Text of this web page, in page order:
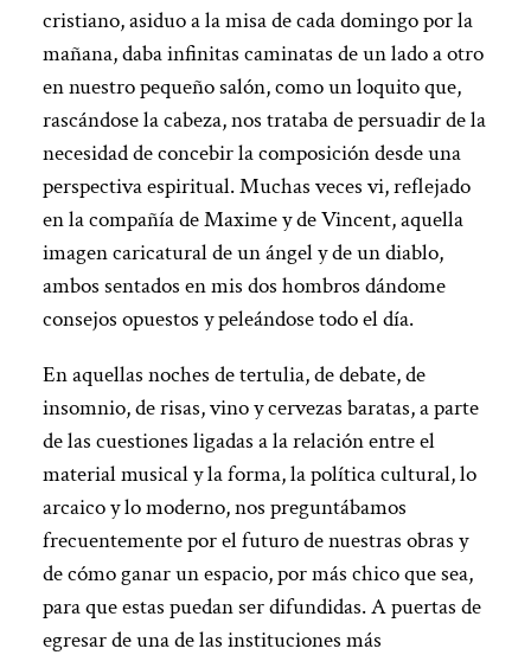
cristiano, asiduo a la misa de cada domingo por la
mañana, daba infinitas caminatas de un lado a otro
en nuestro pequeño salón, como un loquito que,
rascándose la cabeza, nos trataba de persuadir de la
necesidad de concebir la composición desde una
perspectiva espiritual. Muchas veces vi, reflejado
en la compañía de Maxime y de Vincent, aquella
imagen caricatural de un ángel y de un diablo,
ambos sentados en mis dos hombros dándome
consejos opuestos y peleándose todo el día.
En aquellas noches de tertulia, de debate, de
insomnio, de risas, vino y cervezas baratas, a parte
de las cuestiones ligadas a la relación entre el
material musical y la forma, la política cultural, lo
arcaico y lo moderno, nos preguntábamos
frecuentemente por el futuro de nuestras obras y
de cómo ganar un espacio, por más chico que sea,
para que estas puedan ser difundidas. A puertas de
egresar de una de las instituciones más